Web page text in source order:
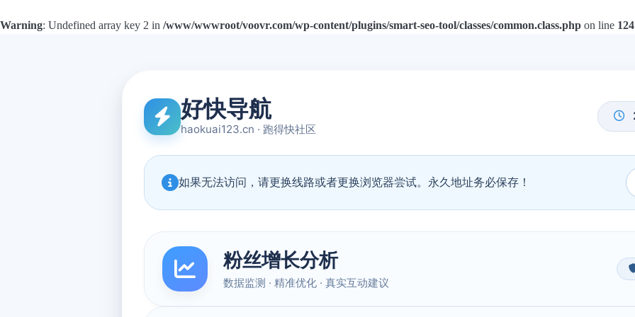
Warning: Undefined array key 2 in /www/wwwroot/voovr.com/wp-content/plugins/smart-seo-tool/classes/common.class.php on line